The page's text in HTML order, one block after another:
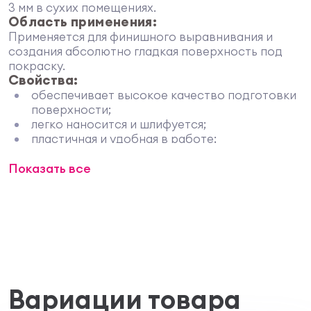
3 мм в сухих помещениях.
Область применения:
Применяется для финишного выравнивания и
создания абсолютно гладкая поверхность под
покраску.
Свойства:
обеспечивает высокое качество подготовки
поверхности;
легко наносится и шлифуется;
пластичная и удобная в работе;
3 мм за один прогон.
Время хранения шпатлевки после разведения
Показать все
Вариации товара